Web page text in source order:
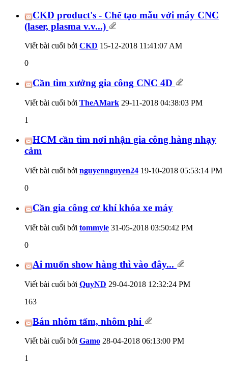
CKD product's - Chế tạo mẫu với máy CNC
(laser, plasma v.v...)
Viết bài cuối bởi CKD 15-12-2018 11:41:07 AM
0
Cần tìm xưởng gia công CNC 4D
Viết bài cuối bởi TheAMark 29-11-2018 04:38:03 PM
1
HCM cần tìm nơi nhận gia công hàng nhạy
cảm
Viết bài cuối bởi nguyennguyen24 19-10-2018 05:53:14 PM
0
Cần gia công cơ khí khóa xe máy
Viết bài cuối bởi tommyle 31-05-2018 03:50:42 PM
0
Ai muốn show hàng thì vào đây...
Viết bài cuối bởi QuyND 29-04-2018 12:32:24 PM
163
Bán nhôm tấm, nhôm phi
Viết bài cuối bởi Gamo 28-04-2018 06:13:00 PM
1